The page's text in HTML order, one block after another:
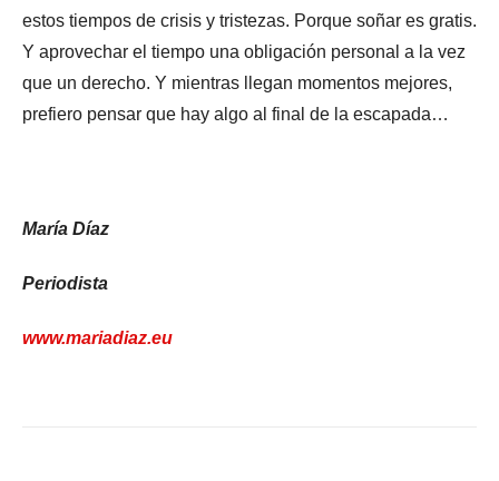
estos tiempos de crisis y tristezas. Porque soñar es gratis.
Y aprovechar el tiempo una obligación personal a la vez
que un derecho. Y mientras llegan momentos mejores,
prefiero pensar que hay algo al final de la escapada…
María Díaz
Periodista
www.mariadiaz.eu